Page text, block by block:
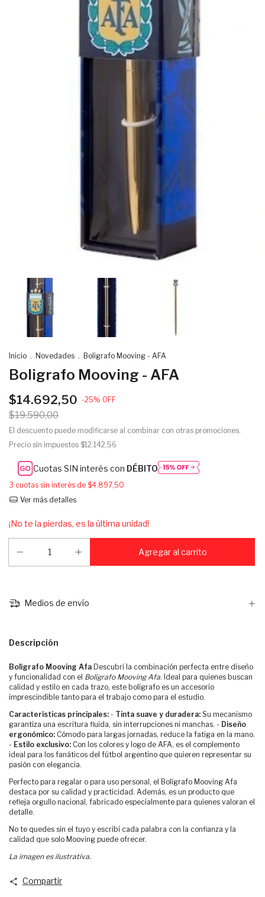
Inicio . Novedades . Boligrafo Mooving - AFA
Boligrafo Mooving - AFA
$14.692,50 -25% OFF
$19.590,00
El descuento puede modificarse al combinar con otras promociones.
Precio sin impuestos $12.142,56
Cuotas SIN interés con DÉBITO
3 cuotas sin interés de $4.897,50
Ver más detalles
¡No te la pierdas, es la última unidad!
Medios de envío
Descripción
Bolígrafo Mooving Afa Descubrí la combinación perfecta entre diseño
y funcionalidad con el Bolígrafo Mooving Afa. Ideal para quienes buscan
calidad y estilo en cada trazo, este bolígrafo es un accesorio
imprescindible tanto para el trabajo como para el estudio.
Características principales: - Tinta suave y duradera: Su mecanismo
garantiza una escritura fluida, sin interrupciones ni manchas. - Diseño
ergonómico: Cómodo para largas jornadas, reduce la fatiga en la mano.
- Estilo exclusivo: Con los colores y logo de AFA, es el complemento
ideal para los fanáticos del fútbol argentino que quieren representar su
pasión con elegancia.
Perfecto para regalar o para uso personal, el Bolígrafo Mooving Afa
destaca por su calidad y practicidad. Además, es un producto que
refleja orgullo nacional, fabricado especialmente para quienes valoran el
detalle.
No te quedes sin el tuyo y escribí cada palabra con la confianza y la
calidad que solo Mooving puede ofrecer.
La imagen es ilustrativa.
Compartir